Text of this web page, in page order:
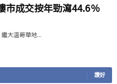
市成交按年勁瀉44.6％
大溫哥華地...
讚好